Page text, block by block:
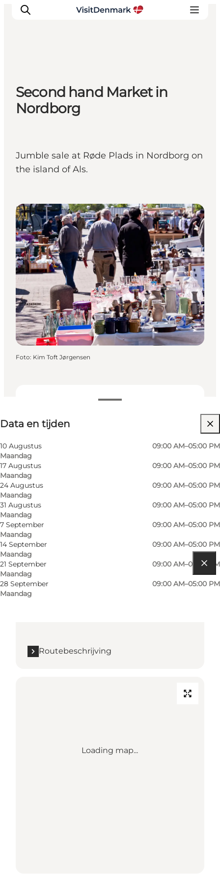
Inspiratie
Bestemmingen
Wat te doen
Second hand Market in
Nordborg
Jumble sale at Røde Plads in Nordborg on
the island of Als.
Data en tijden
10 Augustus
Maandag
09:00 AM–05:00 PM
17 Augustus
Maandag
09:00 AM–05:00 PM
24 Augustus
Maandag
09:00 AM–05:00 PM
31 Augustus
Maandag
09:00 AM–05:00 PM
7 September
Maandag
09:00 AM–05:00 PM
14 September
Maandag
09:00 AM–05:00 PM
21 September
Maandag
09:00 AM–05:00 PM
28 September
Maandag
09:00 AM–05:00 PM
Gratis
Honden toegestaan
Children, Friends, My partner, Myself
Events
Foto: Kim Toft Jørgensen
Routebeschrijving
Stationsvej 2
Routebeschrijving
Loading map...